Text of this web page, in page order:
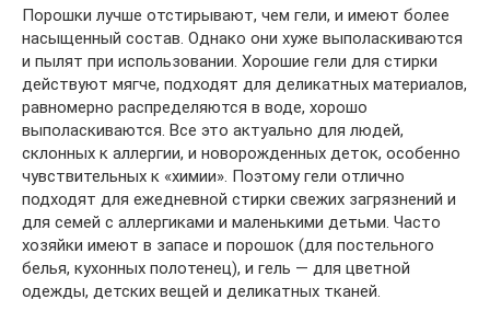
Порошки лучше отстирывают, чем гели, и имеют более
насыщенный состав. Однако они хуже выполаскиваются
и пылят при использовании. Хорошие гели для стирки
действуют мягче, подходят для деликатных материалов,
равномерно распределяются в воде, хорошо
выполаскиваются. Все это актуально для людей,
склонных к аллергии, и новорожденных деток, особенно
чувствительных к «химии». Поэтому гели отлично
подходят для ежедневной стирки свежих загрязнений и
для семей с аллергиками и маленькими детьми. Часто
хозяйки имеют в запасе и порошок (для постельного
белья, кухонных полотенец), и гель — для цветной
одежды, детских вещей и деликатных тканей.